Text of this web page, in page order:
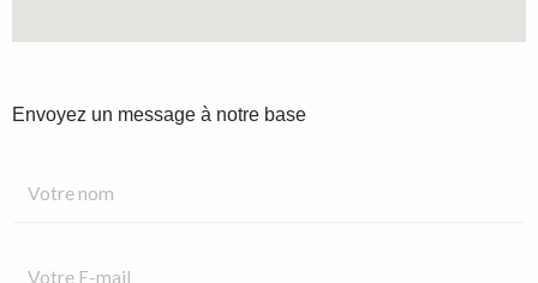
Envoyez un message à notre base